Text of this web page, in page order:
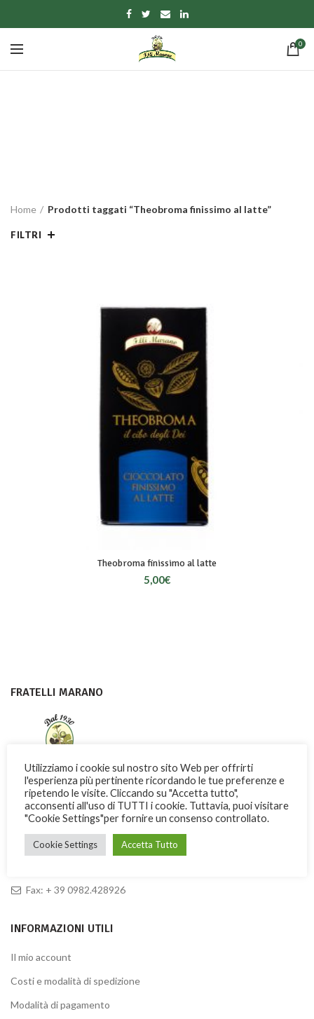
0
Home Prodotti taggati “Theobroma finissimo al latte”
FILTRI
Theobroma finissimo al latte
5,00€
FRATELLI MARANO
Con dedizione e passione i Fratelli Marano fanno conoscere nel
mondo una dolce ricchezza di Calabria
Via Garibaldi, 3 -13 – 87032 Amantea (CS) ITALY
Fax: + 39 0982.428926
INFORMAZIONI UTILI
Il mio account
Costi e modalità di spedizione
Modalità di pagamento
Utilizziamo i cookie sul nostro sito Web per offrirti
l'esperienza più pertinente ricordando le tue preferenze e
ripetendo le visite. Cliccando su "Accetta tutto",
acconsenti all'uso di TUTTI i cookie. Tuttavia, puoi visitare
"Cookie Settings"per fornire un consenso controllato.
Cookie Settings Accetta Tutto